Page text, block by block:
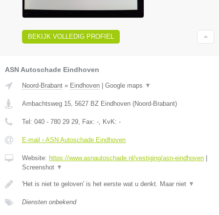
BEKIJK VOLLEDIG PROFIEL
ASN Autoschade Eindhoven
Noord-Brabant » Eindhoven Google maps ▼
Ambachtsweg 15, 5627 BZ Eindhoven (Noord-Brabant)
Tel: 040 - 780 29 29, Fax: -, KvK: -
E-mail › ASN Autoschade Eindhoven
Website: https://www.asnautoschade.nl/vestiging/asn-eindhoven
Screenshot ▼
'Het is niet te geloven' is het eerste wat u denkt. Maar niet ▼
Diensten onbekend